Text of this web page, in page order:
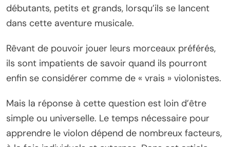
débutants, petits et grands, lorsqu’ils se lancent
dans cette aventure musicale.
Rêvant de pouvoir jouer leurs morceaux préférés,
ils sont impatients de savoir quand ils pourront
enfin se considérer comme de « vrais » violonistes.
Mais la réponse à cette question est loin d’être
simple ou universelle. Le temps nécessaire pour
apprendre le violon dépend de nombreux facteurs,